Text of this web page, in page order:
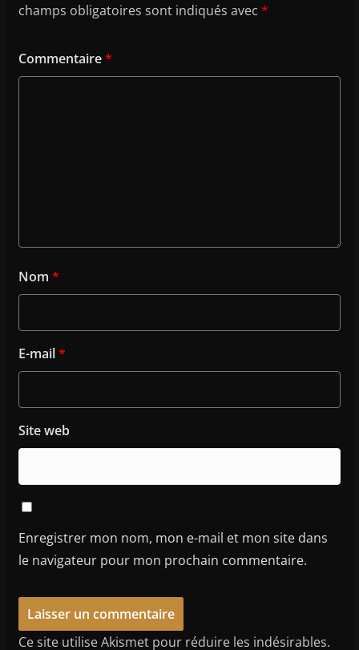
champs obligatoires sont indiqués avec *
Commentaire*
Nom *
E-mail*
Site web
Enregistrer mon nom, mon e-mail et mon site dans
le navigateur pour mon prochain commentaire.
Ce site utilise Akismet pour réduire les indésirables.